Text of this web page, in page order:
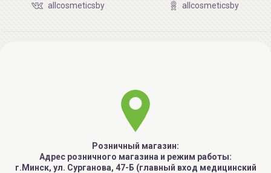
allcosmeticsby allcosmeticsby
Розничный магазин:
Адрес розничного магазина и режим работы:
г.Минск, ул. Сурганова, 47-Б (главный вход медицинский